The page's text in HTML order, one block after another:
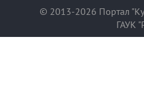
© 2013-2026 Портал
ГАУК